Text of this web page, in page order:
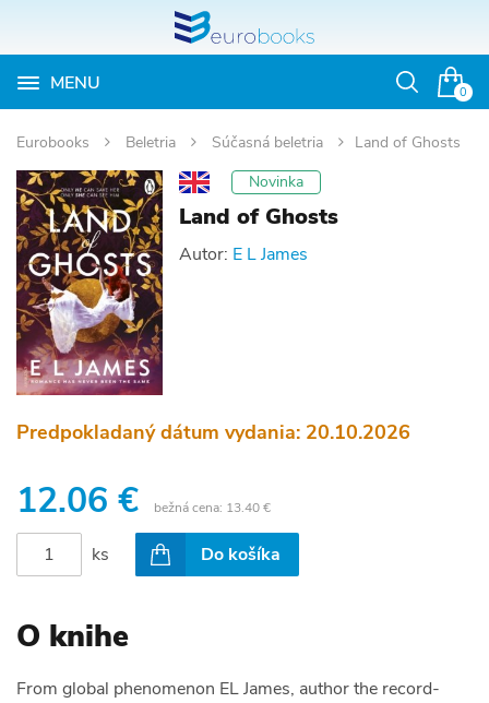
0
MENU
Otvoriť
Eurobooks Beletria Súčasná beletria
Land of Ghosts
Novinka
Land of Ghosts
Autor: E L James
Predpokladaný dátum vydania: 20.10.2026
12.06 € bežná cena: 13.40 €
ks Do košíka
O knihe
From global phenomenon EL James, author the record-